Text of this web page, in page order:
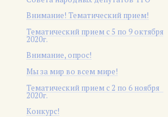
Внимание! Тематический прием!
Тематический прием с 5 по 9 октября
2020г.
Внимание, опрос!
Мы за мир во всем мире!
Тематический прием с 2 по 6 ноября
2020г.
Конкурс!